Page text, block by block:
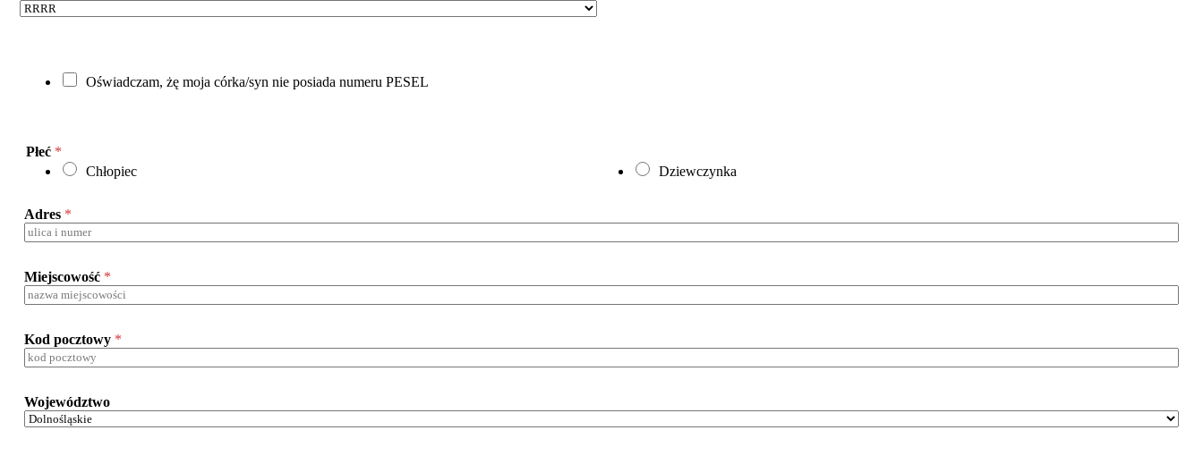
s
d
a
p
s
e
l
Oświadczam, żę moja córka/syn nie posiada numeru PESEL
Płeć *
Chłopiec
Dziewczynka
Adres *
Miejscowość *
Kod pocztowy *
Województwo